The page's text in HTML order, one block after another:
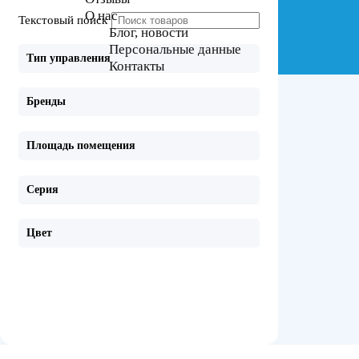
О нас
Блог, новости
Персональные данные
Контакты
Текстовый поиск
Тип управления
Бренды
Площадь помещения
Серия
Цвет